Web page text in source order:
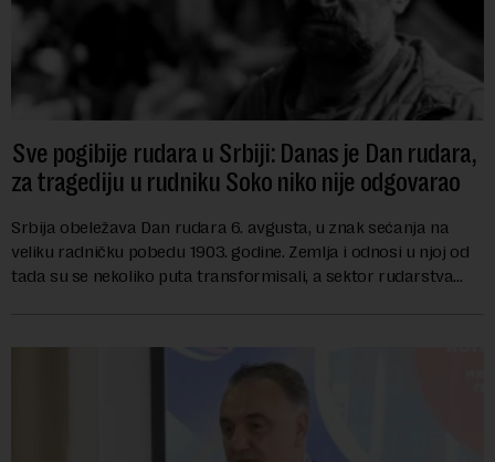
Sve pogibije rudara u Srbiji: Danas je Dan rudara,
za tragediju u rudniku Soko niko nije odgovarao
Srbija obeležava Dan rudara 6. avgusta, u znak sećanja na
veliku radničku pobedu 1903. godine. Zemlja i odnosi u njoj od
tada su se nekoliko puta transformisali, a sektor rudarstva